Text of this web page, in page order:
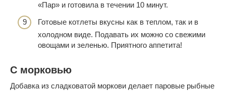
«Пар» и готовила в течении 10 минут.
Готовые котлеты вкусны как в теплом, так и в
холодном виде. Подавать их можно со свежими
овощами и зеленью. Приятного аппетита!
С морковью
Добавка из сладковатой моркови делает паровые рыбные